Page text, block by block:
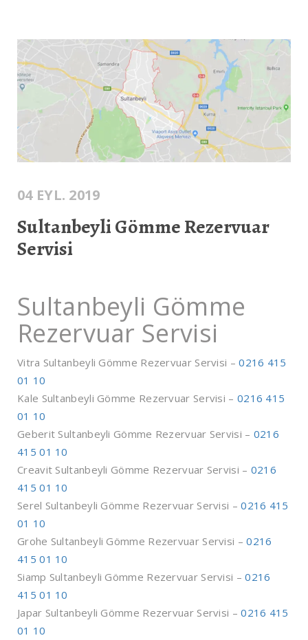
04 EYL. 2019
Sultanbeyli Gömme Rezervuar
Servisi
Sultanbeyli Gömme
Rezervuar Servisi
Vitra Sultanbeyli Gömme Rezervuar Servisi –0216 415
01 10
Kale Sultanbeyli Gömme Rezervuar Servisi – 0216 415
01 10
Geberit Sultanbeyli Gömme Rezervuar Servisi – 0216
415 01 10
Creavit Sultanbeyli Gömme Rezervuar Servisi – 0216
415 01 10
Serel Sultanbeyli Gömme Rezervuar Servisi –0216 415
01 10
Grohe Sultanbeyli Gömme Rezervuar Servisi –0216
415 01 10
Siamp Sultanbeyli Gömme Rezervuar Servisi –0216
415 01 10
Japar Sultanbeyli Gömme Rezervuar Servisi –0216 415
01 10